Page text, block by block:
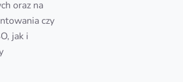
oraz na
czy
jak i